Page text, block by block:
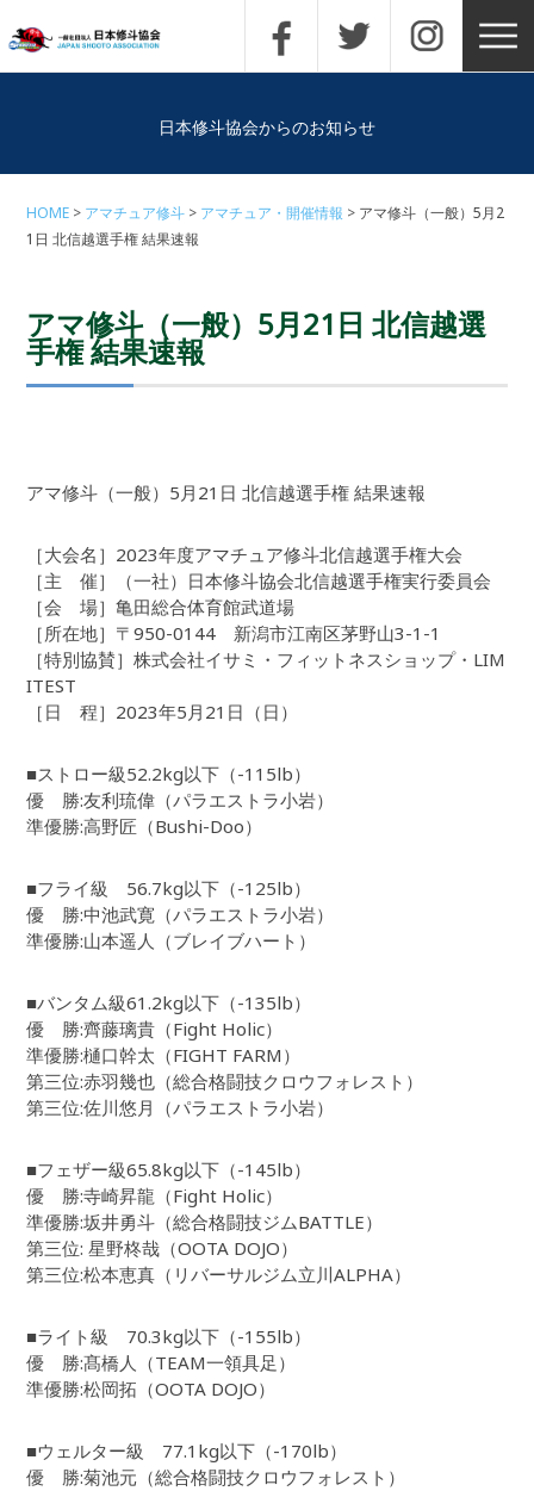
日本修斗協会からのお知らせ
HOME アマチュア修斗 アマチュア・開催情報
アマ修斗（一般）5月2
1日 北信越選手権 結果速報
アマ修斗（一般）5月21日 北信越選
手権 結果速報
アマ修斗（一般）5月21日 北信越選手権 結果速報
［大会名］2023年度アマチュア修斗北信越選手権大会
［主 催］（一社）日本修斗協会北信越選手権実行委員会
［会 場］亀田総合体育館武道場
［所在地］〒950-0144 新潟市江南区茅野山3-1-1
［特別協賛］株式会社イサミ・フィットネスショップ・LIM
ITEST
［日 程］2023年5月21日（日）
■ストロー級52.2kg以下（-115lb）
優 勝:友利琉偉（パラエストラ小岩）
準優勝:高野匠（Bushi-Doo）
■フライ級 56.7kg以下（-125lb）
優 勝:中池武寛（パラエストラ小岩）
準優勝:山本遥人（ブレイブハート）
■バンタム級61.2kg以下（-135lb）
優 勝:齊藤璃貴（Fight Holic）
準優勝:樋口幹太（FIGHT FARM）
第三位:赤羽幾也（総合格闘技クロウフォレスト）
第三位:佐川悠月（パラエストラ小岩）
■フェザー級65.8kg以下（-145lb）
優 勝:寺崎昇龍（Fight Holic）
準優勝:坂井勇斗（総合格闘技ジムBATTLE）
第三位: 星野柊哉（OOTA DOJO）
第三位:松本恵真（リバーサルジム立川ALPHA）
■ライト級 70.3kg以下（-155lb）
優 勝:髙橋人（TEAM一領具足）
準優勝:松岡拓（OOTA DOJO）
■ウェルター級 77.1kg以下（-170lb）
優 勝:菊池元（総合格闘技クロウフォレスト）